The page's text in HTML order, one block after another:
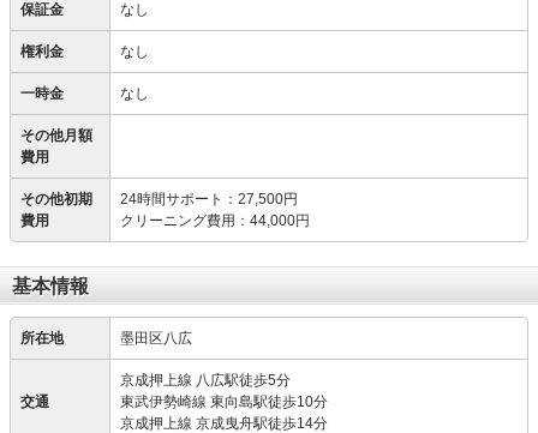
保証金 なし
権利金 なし
一時金 なし
その他月額
費用
その他初期
費用
24時間サポート ： 27,500円
クリーニング費用 ： 44,000円
基本情報
所在地 墨田区八広
交通
京成押上線 八広駅徒歩5分
東武伊勢崎線 東向島駅徒歩10分
京成押上線 京成曳舟駅徒歩14分